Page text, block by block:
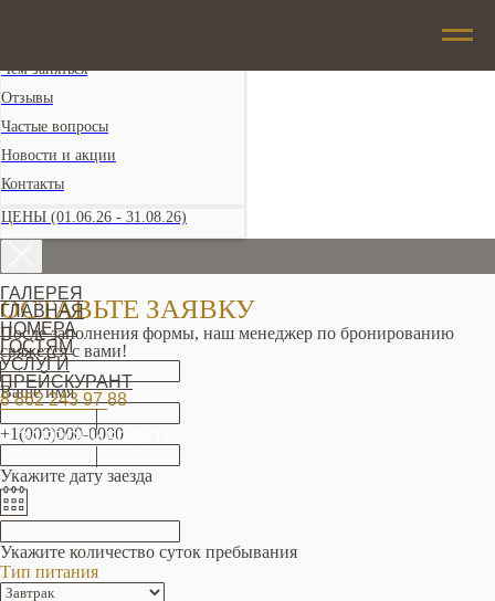
ГАЛЕРЕЯ
ГЛАВНАЯ
НОМЕРА
ГОСТЯМ
УСЛУГИ
ПРЕЙСКУРАНТ
8 862 243 9788
ЗАБРОНИРОВАТЬ
Чем заняться
Отзывы
Частые вопросы
Новости и акции
Контакты
ЦЕНЫ (01.06.26 - 31.08.26)
ОСТАВЬТЕ ЗАЯВКУ
После заполнения формы, наш менеджер по бронированию
свяжется с вами!
Ваше имя
+1(000)000-0000
Укажите дату заезда
Укажите количество суток пребывания
Тип питания